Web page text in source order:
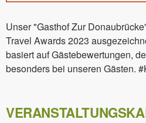
Unser "Gasthof Zur
Travel Awards 2023
basiert auf Gästebewertungen,
besonders bei unseren Gästen.